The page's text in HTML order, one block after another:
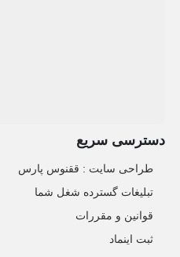
دسترسی سریع
طراحی سایت :‌ ققنوس پارس
تبلیغات گسترده شغل شما
قوانین و مقررات
ثبت اینماد